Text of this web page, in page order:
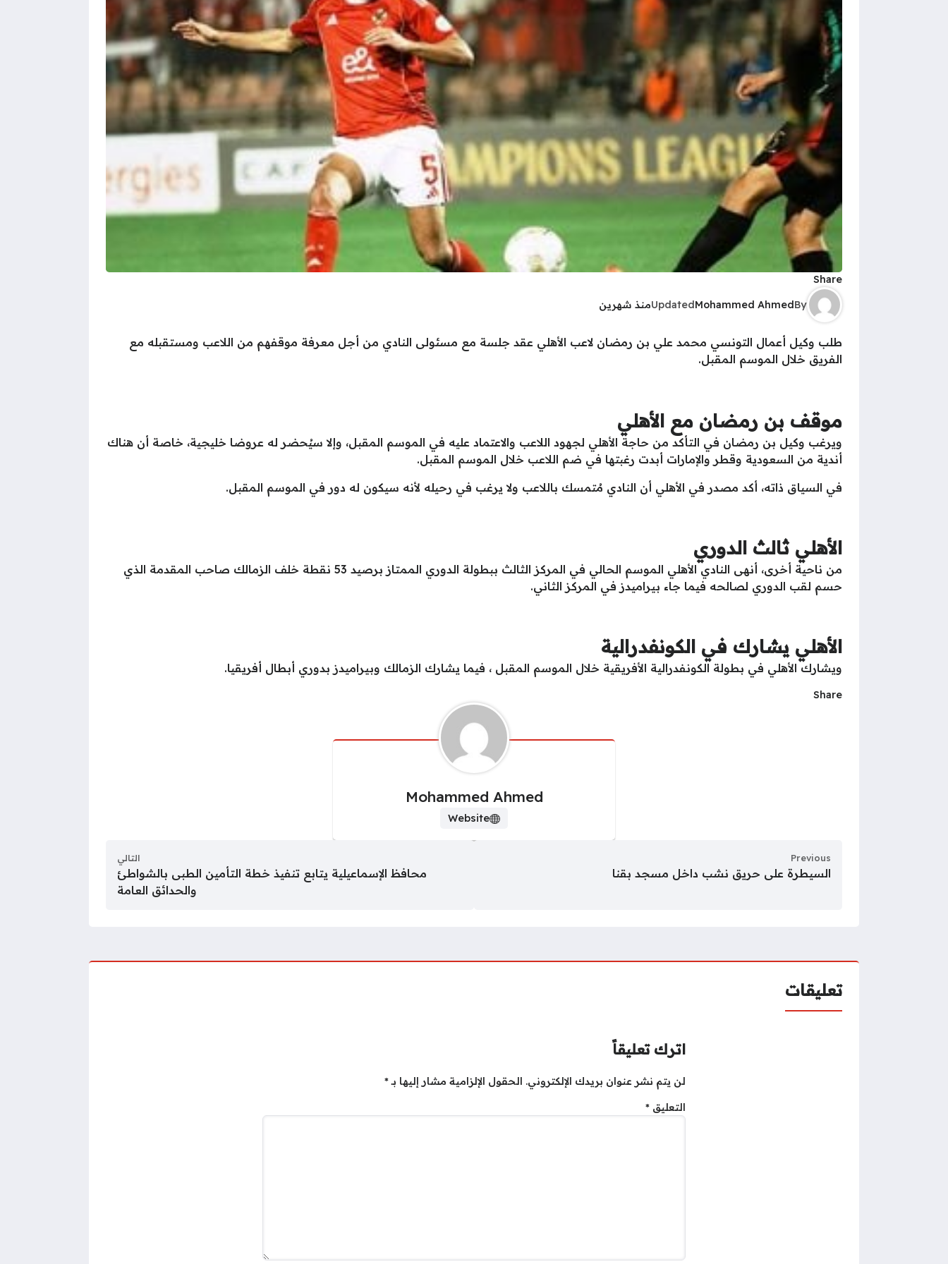
Share
By
Mohammed Ahmed
Updatedمنذ شهرين
طلب وكيل أعمال التونسي محمد علي بن رمضان لاعب الأهلي عقد جلسة مع مسئولى النادي من أجل معرفة موقفهم من اللاعب ومستقبله مع
الفريق خلال الموسم المقبل.
موقف بن رمضان مع الأهلي
ويرغب وكيل بن رمضان في التأكد من حاجة الأهلي لجهود اللاعب والاعتماد عليه في الموسم المقبل، وإلا سيُحضر له عروضا خليجية، خاصة أن هناك
أندية من السعودية وقطر والإمارات أبدت رغبتها في ضم اللاعب خلال الموسم المقبل.
في السياق ذاته، أكد مصدر في الأهلي أن النادي مُتمسك باللاعب ولا يرغب في رحيله لأنه سيكون له دور في الموسم المقبل.
الأهلي ثالث الدوري
من ناحية أخرى، أنهى النادي الأهلي الموسم الحالي في المركز الثالث ببطولة الدوري الممتاز برصيد 53 نقطة خلف الزمالك صاحب المقدمة الذي
حسم لقب الدوري لصالحه فيما جاء بيراميدز في المركز الثاني.
الأهلي يشارك في الكونفدرالية
ويشارك الأهلي في بطولة الكونفدرالية الأفريقية خلال الموسم المقبل ، فيما يشارك الزمالك وبيراميدز بدوري أبطال أفريقيا.
Share
Mohammed Ahmed
Website
Previous
السيطرة على حريق نشب داخل مسجد بقنا
التالي
محافظ الإسماعيلية يتابع تنفيذ خطة التأمين الطبى بالشواطئ
والحدائق العامة
تعليقات
اترك تعليقاً
لن يتم نشر عنوان بريدك الإلكتروني. الحقول الإلزامية مشار إليها بـ*
التعليق *